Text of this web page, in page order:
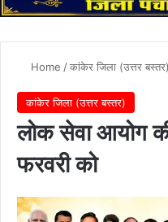
Home /कांकेर जिला (उत्तर बस्तर)
कांकेर जिला (उत्तर बस्तर)
लोक सेवा आयोग की
फरवरी को